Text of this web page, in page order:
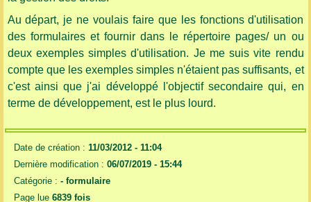
Au départ, je ne voulais faire que les fonctions d'utilisation
des formulaires et fournir dans le répertoire pages/ un ou
deux exemples simples d'utilisation. Je me suis vite rendu
compte que les exemples simples n'étaient pas suffisants, et
c'est ainsi que j'ai développé l'objectif secondaire qui, en
terme de développement, est le plus lourd.
Date de création : 11/03/2012 - 11:04
Dernière modification : 06/07/2019 - 15:44
Catégorie : - formulaire
Page lue 6839 fois